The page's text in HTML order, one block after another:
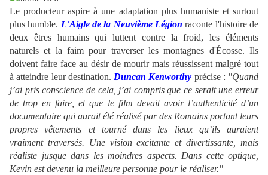
Le producteur aspire à une adaptation plus humaniste et surtout
plus humble. L'Aigle de la Neuvième Légion raconte l'histoire de
deux êtres humains qui luttent contre la froid, les éléments
naturels et la faim pour traverser les montagnes d'Écosse. Ils
doivent faire face au désir de mourir mais réussissent malgré tout
à atteindre leur destination. Duncan Kenworthy précise : "Quand
j’ai pris conscience de cela, j’ai compris que ce serait une erreur
de trop en faire, et que le film devait avoir l’authenticité d’un
documentaire qui aurait été réalisé par des Romains portant leurs
propres vêtements et tourné dans les lieux qu’ils auraient
vraiment traversés. Une vision excitante et divertissante, mais
réaliste jusque dans les moindres aspects. Dans cette optique,
Kevin est devenu la meilleure personne pour le réaliser."